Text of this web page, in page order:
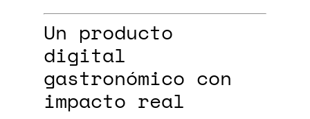
Un producto
digital
gastronómico con
impacto real